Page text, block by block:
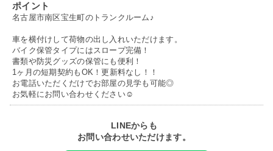
ポイント
名古屋市南区宝生町のトランクルーム♪
車を横付けして荷物の出し入れいただけます。
バイク保管タイプにはスロープ完備！
書類や防災グッズの保管にも便利！
1ヶ月の短期契約もOK！更新料なし！！
お電話いただくだけでお部屋の見学も可能◎
お気軽にお問い合わせください☺
LINEからも
お問い合わせいただけます。